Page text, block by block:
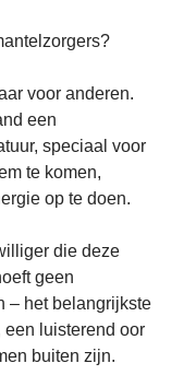
voor anderen.
een
speciaal voor
te komen,
op te doen.
die deze
geen
– het belangrijkste
luisterend oor
buiten zijn.